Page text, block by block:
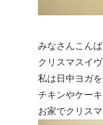
みなさんこんば
クリスマスイ
私は日中ヨガ
チキンやケー
お家でクリス